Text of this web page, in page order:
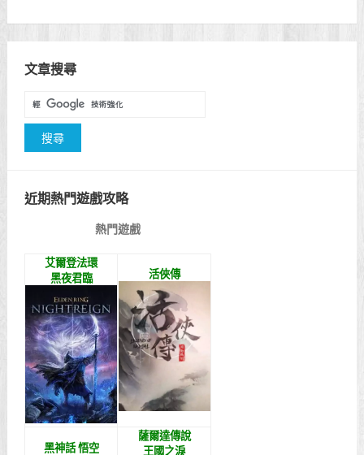
文章搜尋
近期熱門遊戲攻略
熱門遊戲
艾爾登法環
黑夜君臨
活俠傳
黑神話 悟空
薩爾達傳說
王國之淚